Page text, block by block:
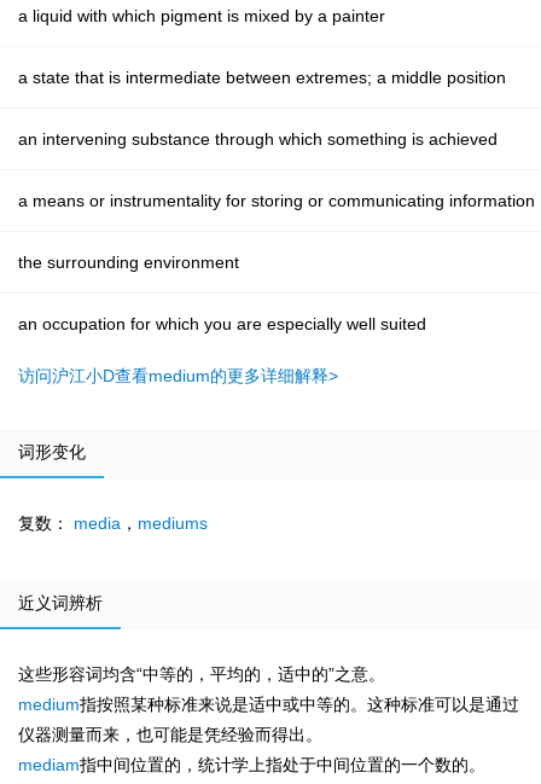
a liquid with which pigment is mixed by a painter
a state that is intermediate between extremes; a middle position
an intervening substance through which something is achieved
a means or instrumentality for storing or communicating information
the surrounding environment
an occupation for which you are especially well suited
访问沪江小D查看medium的更多详细解释>
词形变化
复数： media ， mediums
近义词辨析
这些形容词均含“中等的，平均的，适中的”之意。
medium指按照某种标准来说是适中或中等的。这种标准可以是通过
仪器测量而来，也可能是凭经验而得出。
mediam指中间位置的，统计学上指处于中间位置的一个数的。